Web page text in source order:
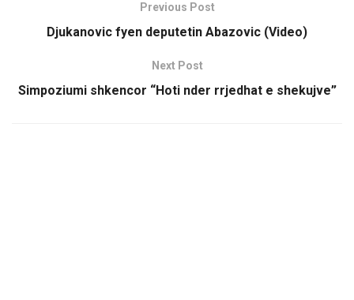
Previous Post
Djukanovic fyen deputetin Abazovic (Video)
Next Post
Simpoziumi shkencor “Hoti nder rrjedhat e shekujve”